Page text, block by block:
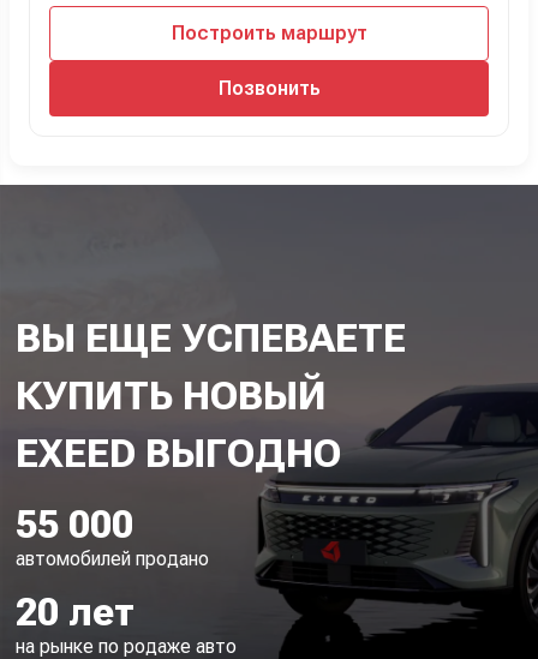
Построить маршрут
Позвонить
ВЫ ЕЩЕ УСПЕВАЕТЕ
КУПИТЬ НОВЫЙ
EXEED ВЫГОДНО
55 000
автомобилей продано
20 лет
на рынке по родаже авто